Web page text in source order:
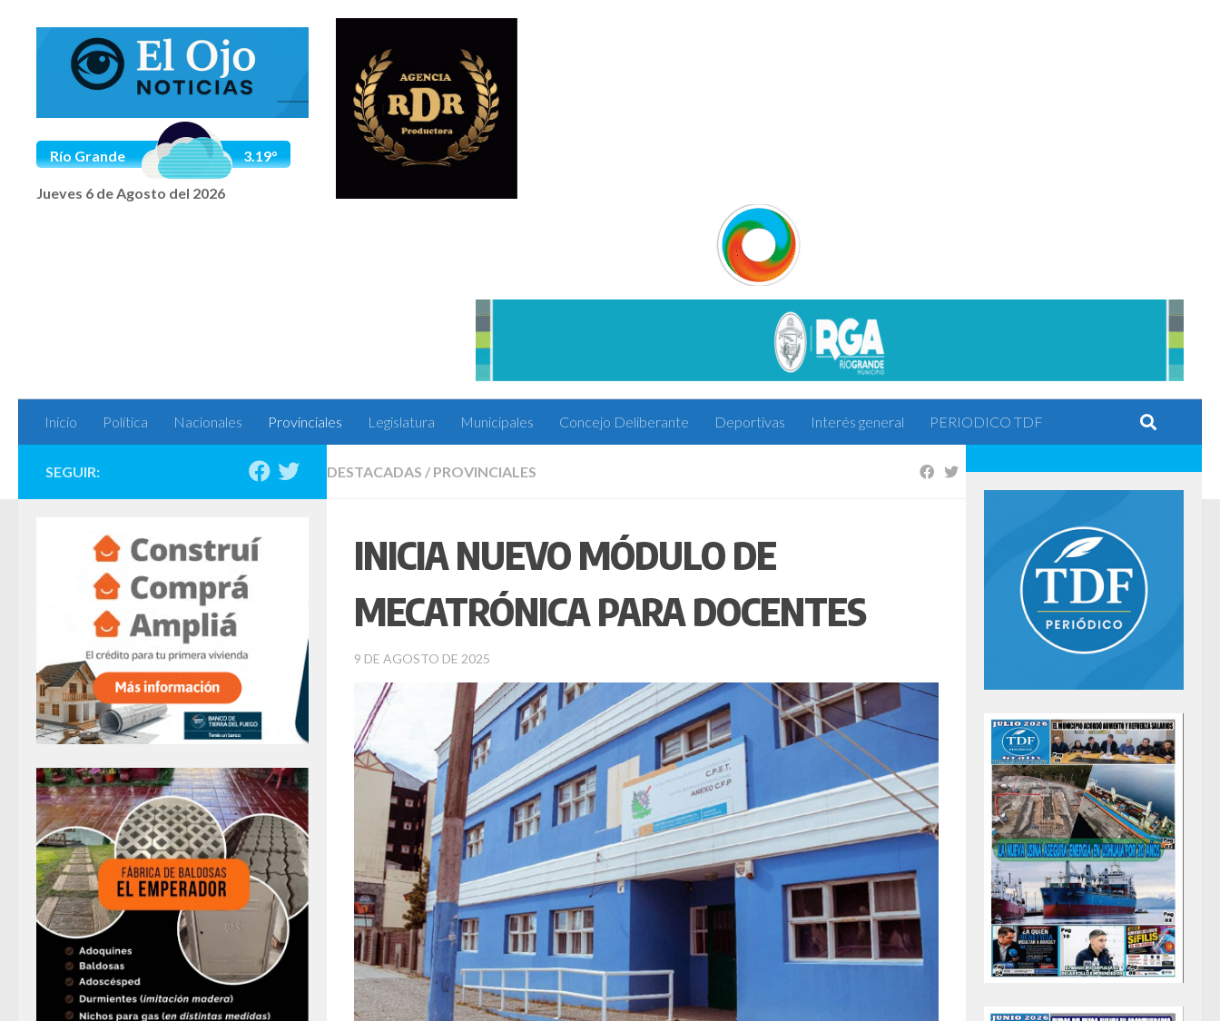
Saltar al contenido
Río Grande 3.19°
Jueves 6 de Agosto del 2026
Inicio Política Nacionales Provinciales Legislatura Municipales Concejo Deliberante Deportivas Interés general PERIODICO TDF
DESTACADAS / PROVINCIALES
INICIA NUEVO MÓDULO DE
MECATRÓNICA PARA DOCENTES
9 DE AGOSTO DE 2025
SEGUIR: